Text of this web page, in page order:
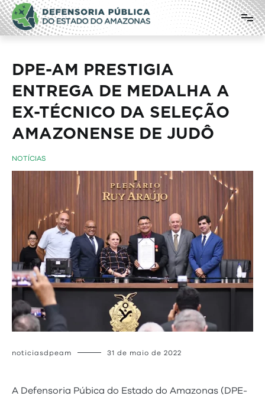
Pular
para
o
conteúdo
Defensoria Pública do Estado do
Amazonas
DPE-AM PRESTIGIA
ENTREGA DE MEDALHA A
EX-TÉCNICO DA SELEÇÃO
AMAZONENSE DE JUDÔ
NOTÍCIAS
noticiasdpeam 31 de maio de 2022
A Defensoria Púbica do Estado do Amazonas (DPE-